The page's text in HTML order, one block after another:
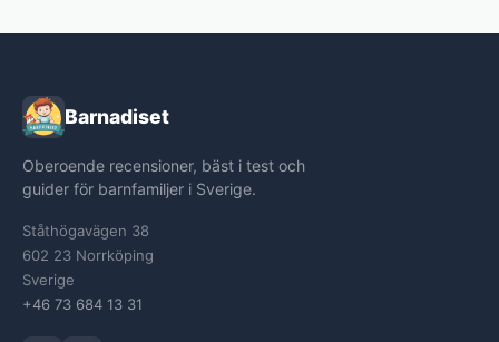
Barnadiset
Oberoende recensioner, bäst i test och
guider för barnfamiljer i Sverige.
Ståthögavägen 38
602 23 Norrköping
Sverige
+46 73 684 13 31